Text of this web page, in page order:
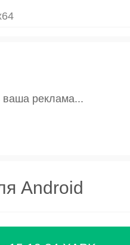
Android